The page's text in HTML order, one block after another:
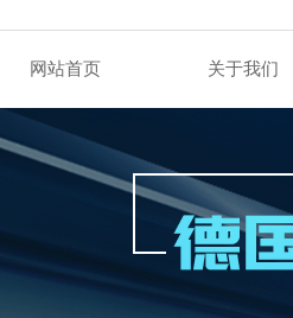
网站首页 关于我们